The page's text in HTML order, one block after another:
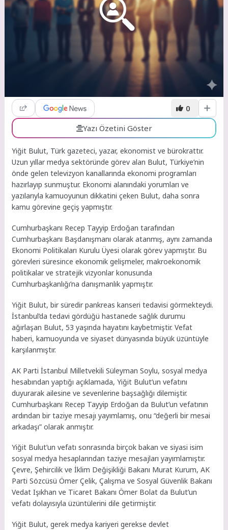
0
Yazı Özetini Göster
Yiğit Bulut, Türk gazeteci, yazar, ekonomist ve bürokrattır.
Uzun yıllar medya sektöründe görev alan Bulut, Türkiye’nin
önde gelen televizyon kanallarında ekonomi programları
hazırlayıp sunmuştur. Ekonomi alanındaki yorumları ve
yazılarıyla kamuoyunun dikkatini çeken Bulut, daha sonra
kamu görevine geçiş yapmıştır.
Cumhurbaşkanı Recep Tayyip Erdoğan tarafından
Cumhurbaşkanı Başdanışmanı olarak atanmış, aynı zamanda
Ekonomi Politikaları Kurulu Üyesi olarak görev yapmıştır. Bu
görevleri süresince ekonomik gelişmeler, makroekonomik
politikalar ve stratejik vizyonlar konusunda
Cumhurbaşkanlığı’na danışmanlık yapmıştır.
Yiğit Bulut, bir süredir pankreas kanseri tedavisi görmekteydi.
İstanbul’da tedavi gördüğü hastanede sağlık durumu
ağırlaşan Bulut, 53 yaşında hayatını kaybetmiştir. Vefat
haberi, kamuoyunda ve siyaset dünyasında büyük üzüntüyle
karşılanmıştır.
AK Parti İstanbul Milletvekili Süleyman Soylu, sosyal medya
hesabından yaptığı açıklamada, Yiğit Bulut’un vefatını
duyurarak ailesine ve sevenlerine başsağlığı dilemiştir.
Cumhurbaşkanı Recep Tayyip Erdoğan da Bulut’un vefatının
ardından bir taziye mesajı yayımlamış, onu “değerli bir mesai
arkadaşı” olarak anmıştır.
Yiğit Bulut’un vefatı sonrasında birçok bakan ve siyasi isim
sosyal medya hesaplarından taziye mesajları yayımlamıştır.
Çevre, Şehircilik ve İklim Değişikliği Bakanı Murat Kurum, AK
Parti Sözcüsü Ömer Çelik, Çalışma ve Sosyal Güvenlik Bakanı
Vedat Işıkhan ve Ticaret Bakanı Ömer Bolat da Bulut’un
vefatı dolayısıyla üzüntülerini dile getirmiştir.
Yiğit Bulut, gerek medya kariyeri gerekse devlet